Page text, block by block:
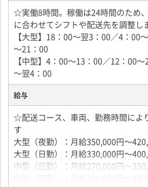
☆実働8時間。稼働は24時間のため
に合わせてシフトや配送先を調整し
【大型】18：00～翌3：00／4：00
～21：00
【中型】4：00～13：00／12：00
～翌4：00
給与
☆配送コース、車両、勤務時間によ
す
大型（夜勤）：月給350,000円～
大型（日勤）：月給330,000円～
中型（日勤）：月給270,000円～
中型（夜勤）：月給300,000円～